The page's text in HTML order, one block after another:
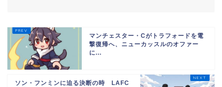
マンチェスター・Cがトラフォードを電
撃復帰へ、ニューカッスルのオファー
に...
ソン・フンミンに迫る決断の時 LAFC